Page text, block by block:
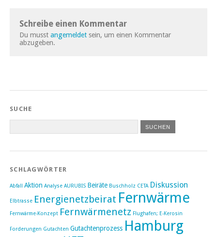
Schreibe einen Kommentar
Du musst angemeldet sein, um einen Kommentar
abzugeben.
SUCHE
SCHLAGWÖRTER
Abfall Aktion Analyse AURUBIS Beiräte Buschholz CETA Diskussion
Elbtrasse Energienetzbeirat Fernwärme
Fernwärme-Konzept Fernwärmenetz Flughafen; E-Kerosin
Forderungen Gutachten Gutachtenprozess Hamburg